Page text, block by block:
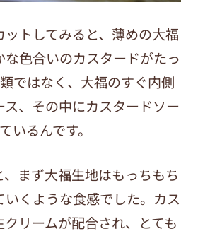
トしてみると、薄めの大福
色合いのカスタードがたっ
ではなく、大福のすぐ内側
ス、その中にカスタードソー
いるんです。
まず大福生地はもっちもち
くような食感でした。カス
リームが配合され、とても